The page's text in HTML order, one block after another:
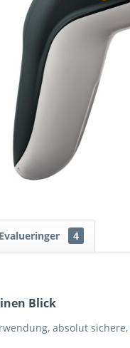
Evalueringer 4
Blick
absolut